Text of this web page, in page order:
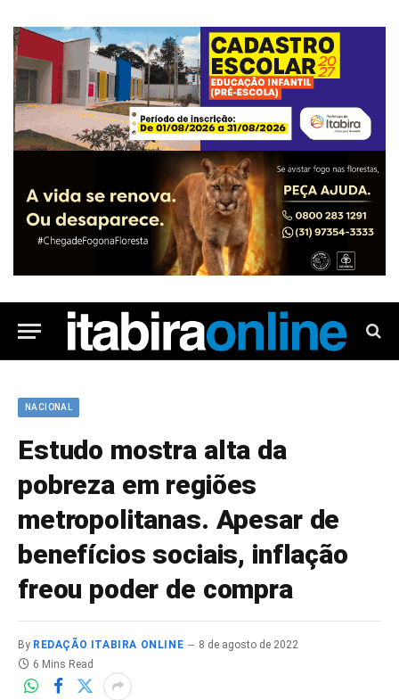
NACIONAL
Estudo mostra alta da
pobreza em regiões
metropolitanas. Apesar de
benefícios sociais, inflação
freou poder de compra
By REDAÇÃO ITABIRA ONLINE
8 de agosto de 2022
6 Mins Read